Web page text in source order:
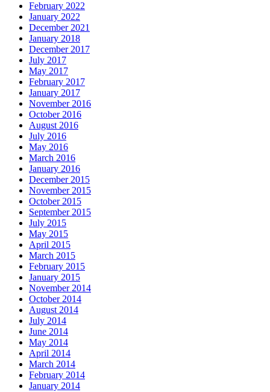
February 2022
January 2022
December 2021
January 2018
December 2017
July 2017
May 2017
February 2017
January 2017
November 2016
October 2016
August 2016
July 2016
May 2016
March 2016
January 2016
December 2015
November 2015
October 2015
September 2015
July 2015
May 2015
April 2015
March 2015
February 2015
January 2015
November 2014
October 2014
August 2014
July 2014
June 2014
May 2014
April 2014
March 2014
February 2014
January 2014